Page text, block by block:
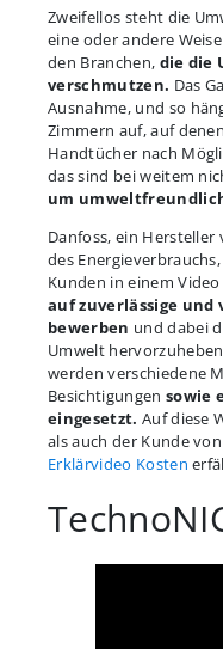
Zweifellos steht die
eine oder andere
den Branchen, die die
verschmutzen. Das
Ausnahme, und so
Zimmern auf, auf
Handtücher nach
das sind bei weitem
um
Danfoss, ein
des
Kunden in einem
auf zuverlässige und
bewerben und dabei
Umwelt
werden verschiedene
Besichtigungen sowie
eingesetzt. Auf diese
als auch der Kunde
Erklärvideo Kosten